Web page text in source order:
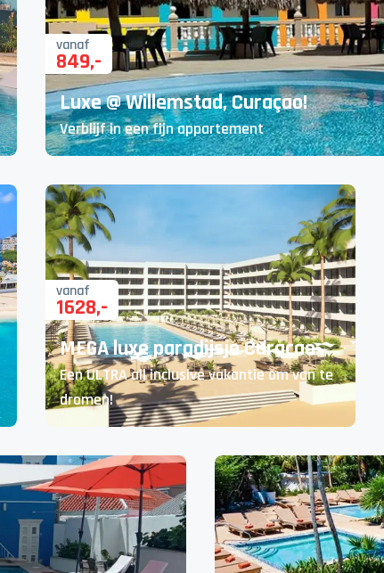
vanaf
849,-
Luxe @ Willemstad, Curaçao!
Verblijf in een fijn appartement
vanaf
1628,-
MEGA luxe paradijsje Curaçao
Een ULTRA all inclusive vakantie om van te
dromen!